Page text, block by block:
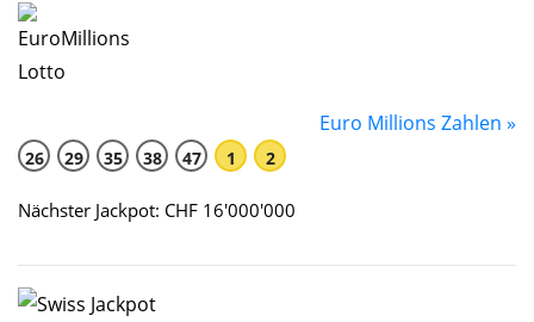
Euro Millions Zahlen »
26 29 35 38 47 1 2
Nächster Jackpot: CHF 16'000'000